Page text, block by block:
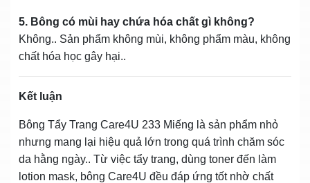
5. Bông có mùi hay chứa hóa chất gì không?
Không.. Sản phẩm không mùi, không phẩm màu, không
chất hóa học gây hại..
Kết luận
Bông Tẩy Trang Care4U 233 Miếng là sản phẩm nhỏ
nhưng mang lại hiệu quả lớn trong quá trình chăm sóc
da hằng ngày.. Từ việc tẩy trang, dùng toner đến làm
lotion mask, bông Care4U đều đáp ứng tốt nhờ chất